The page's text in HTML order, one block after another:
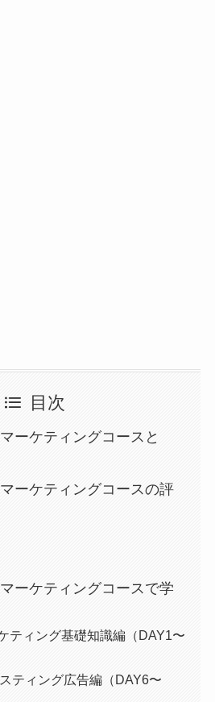
目次
ーケティングコースと
ーケティングコースの評
ーケティングコースで学
ティング基礎知識編（DAY1〜
ティング広告編（DAY6〜